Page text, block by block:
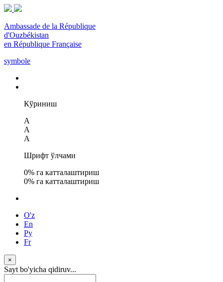
Ambassade de la République
d'Ouzbékistan
en République Française
symbole
Кўриниш
A
A
A
Шрифт ўлчами
0% га катталаштириш
0% га катталаштириш
O'z
En
Ру
Fr
×
Sayt bo'yicha qidiruv...